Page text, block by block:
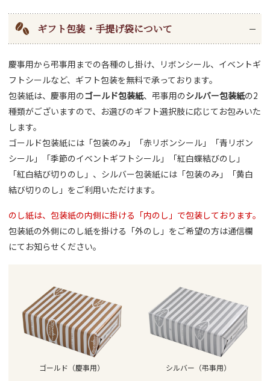
ギフト包装・手提げ袋について
慶事用から弔事用までの各種のし掛け、リボンシール、イベントギ
フトシールなど、ギフト包装を無料で承っております。
包装紙は、慶事用のゴールド包装紙、弔事用のシルバー包装紙の2
種類がございますので、お選びのギフト選択肢に応じてお包みいた
します。
ゴールド包装紙には「包装のみ」「赤リボンシール」「青リボン
シール」「季節のイベントギフトシール」「紅白蝶結びのし」
「紅白結び切りのし」、シルバー包装紙には「包装のみ」「黄白
結び切りのし」をご利用いただけます。
のし紙は、包装紙の内側に掛ける「内のし」で包装しております。
包装紙の外側にのし紙を掛ける「外のし」をご希望の方は通信欄
にてお知らせください。
ゴールド（慶事用） シルバー（弔事用）